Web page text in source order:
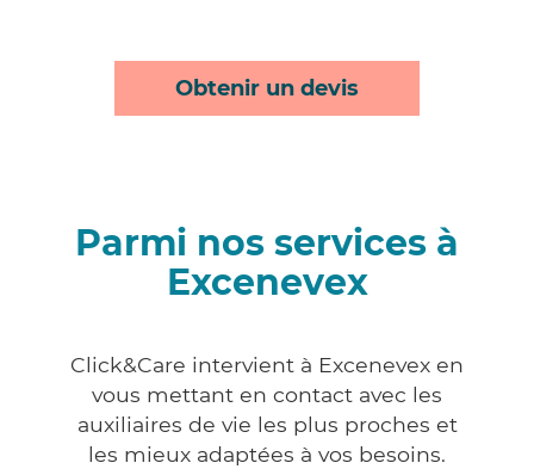
Obtenir un devis
Parmi nos services à
Excenevex
Click&Care intervient à Excenevex en
vous mettant en contact avec les
auxiliaires de vie les plus proches et
les mieux adaptées à vos besoins.